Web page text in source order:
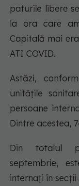
paturile libere
la ora care
Capitală mai
ATI COVID.
Astăzi,
unitățile
persoane
Dintre acestea,
Din totalul
septembrie,
internați în secții